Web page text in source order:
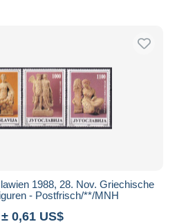
1988, 28. Nov. Griechische
- Postfrisch/**/MNH
± 0,61 US$